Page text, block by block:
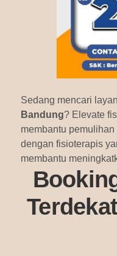
Sedang mencari
Bandung? Elevate
membantu
dengan fisioterapis
membantu